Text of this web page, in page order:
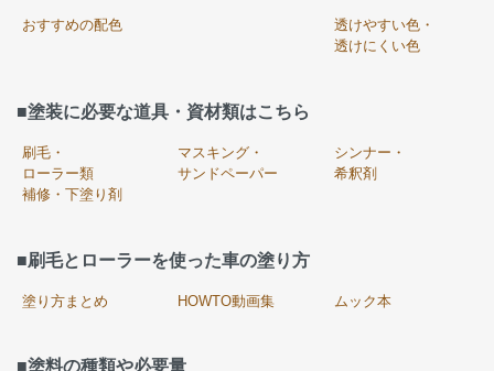
おすすめの配色
透けやすい色・
透けにくい色
■塗装に必要な道具・資材類はこちら
刷毛・
ローラー類
マスキング・
サンドペーパー
シンナー・
希釈剤
補修・下塗り剤
■刷毛とローラーを使った車の塗り方
塗り方まとめ HOWTO動画集 ムック本
■塗料の種類や必要量